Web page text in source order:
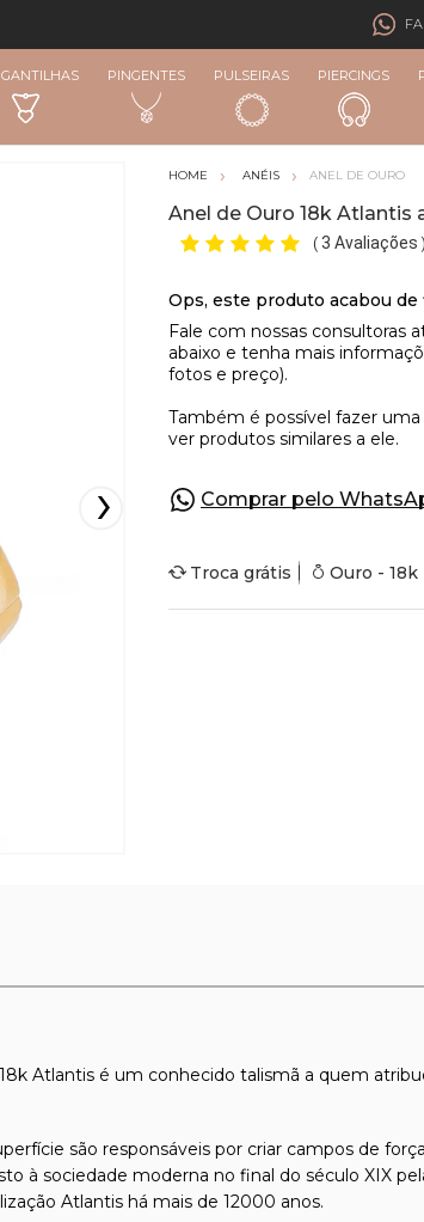
PINGENTES PULSEIRAS PIERCINGS
ANÉIS ANEL DE OURO
Anel de Ouro 18k Atlantis
( 3 Avaliações )
Comprar pelo
Troca grátis Ouro - 18k
Atlantis é um conhecido talismã a quem
são responsáveis por criar campos de
à sociedade moderna no final do século XIX
Atlantis há mais de 12000 anos.